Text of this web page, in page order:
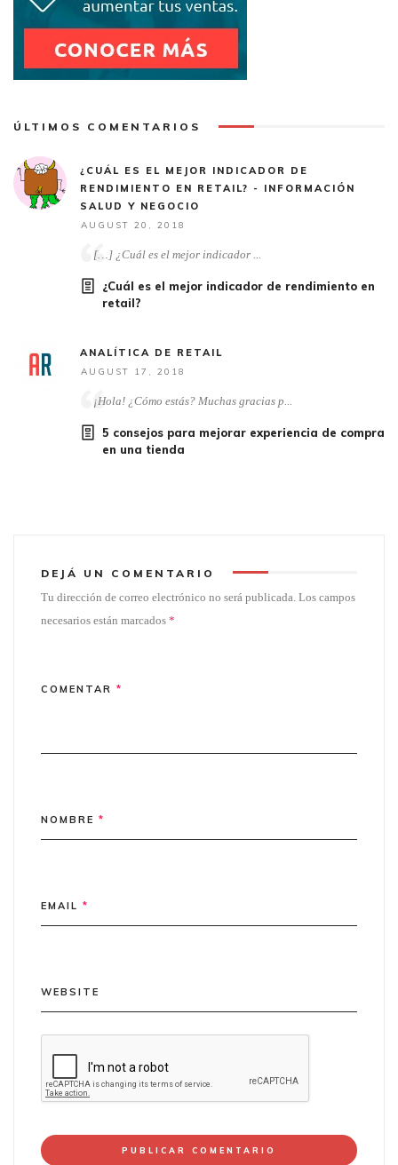
ÚLTIMOS COMENTARIOS
¿CUÁL ES EL MEJOR INDICADOR DE
RENDIMIENTO EN RETAIL? - INFORMACIÓN
SALUD Y NEGOCIO
AUGUST 20, 2018
[…] ¿Cuál es el mejor indicador ...
¿Cuál es el mejor indicador de rendimiento en
retail?
ANALÍTICA DE RETAIL
AUGUST 17, 2018
¡Hola! ¿Cómo estás? Muchas gracias p...
5 consejos para mejorar experiencia de compra
en una tienda
DEJÁ UN COMENTARIO
Tu dirección de correo electrónico no será publicada. Los campos
necesarios están marcados *
COMENTAR *
NOMBRE *
EMAIL *
WEBSITE